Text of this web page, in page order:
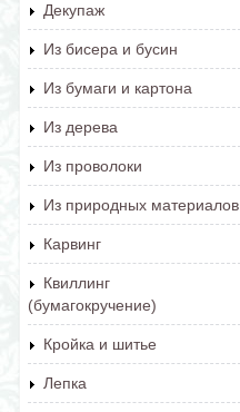
Декупаж
Из бисера и бусин
Из бумаги и картона
Из дерева
Из проволоки
Из природных материалов
Карвинг
Квиллинг
(бумагокручение)
Кройка и шитье
Лепка